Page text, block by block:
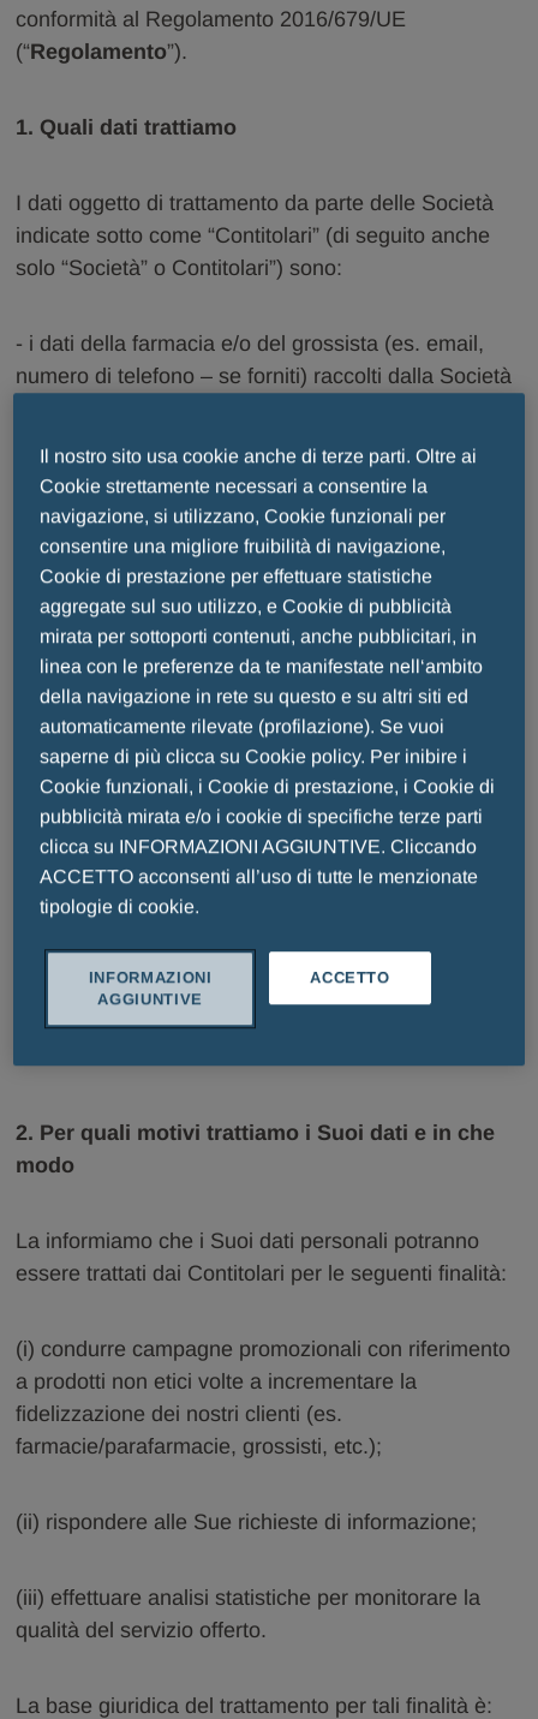
conformità al Regolamento 2016/679/UE
(“Regolamento”).
1. Quali dati trattiamo
I dati oggetto di trattamento da parte delle Società
indicate sotto come “Contitolari” (di seguito anche
solo “Società” o Contitolari”) sono:
- i dati della farmacia e/o del grossista (es. email,
numero di telefono – se forniti) raccolti dalla Società
- i Suoi dati personali “comuni” (es. nome, cognome,
email, etc.), incluse tutte le informazioni da Lei
riferite durante la conversazione telefonica o nel
corso della visita presso la farmacia e/o il grossista
da parte del nostro personale operante sul territorio.
Si fa presente che qualora nel corso del contatto
telefonico o per il tramite di altri canali (es. di
persona, etc.) fornisca dati di terzi, dovrà aver
previamente provveduto a rendere l’informativa e/o
raccogliere il consenso dell’interessato quando
richiesto dalla normativa.
Si avverte che, nel caso in cui Lei venga
contattato per telefono, al momento della
chiamata, il Suo numero di telefono potrà essere
2. Per quali motivi trattiamo i Suoi dati e in che
modo
La informiamo che i Suoi dati personali potranno
essere trattati dai Contitolari per le seguenti finalità:
(i) condurre campagne promozionali con riferimento
a prodotti non etici volte a incrementare la
fidelizzazione dei nostri clienti (es.
farmacie/parafarmacie, grossisti, etc.);
(ii) rispondere alle Sue richieste di informazione;
(iii) effettuare analisi statistiche per monitorare la
qualità del servizio offerto.
La base giuridica del trattamento per tali finalità è:
Il nostro sito usa cookie anche di terze parti. Oltre ai
Cookie strettamente necessari a consentire la
navigazione, si utilizzano, Cookie funzionali per
consentire una migliore fruibilità di navigazione,
Cookie di prestazione per effettuare statistiche
aggregate sul suo utilizzo, e Cookie di pubblicità
mirata per sottoporti contenuti, anche pubblicitari, in
linea con le preferenze da te manifestate nell‘ambito
della navigazione in rete su questo e su altri siti ed
automaticamente rilevate (profilazione). Se vuoi
saperne di più clicca su Cookie policy. Per inibire i
Cookie funzionali, i Cookie di prestazione, i Cookie di
pubblicità mirata e/o i cookie di specifiche terze parti
clicca su INFORMAZIONI AGGIUNTIVE. Cliccando
ACCETTO acconsenti all’uso di tutte le menzionate
tipologie di cookie.
ACCETTO
INFORMAZIONI
AGGIUNTIVE